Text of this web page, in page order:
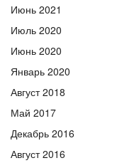
Июнь 2021
Июль 2020
Июнь 2020
Январь 2020
Август 2018
Май 2017
Декабрь 2016
Август 2016